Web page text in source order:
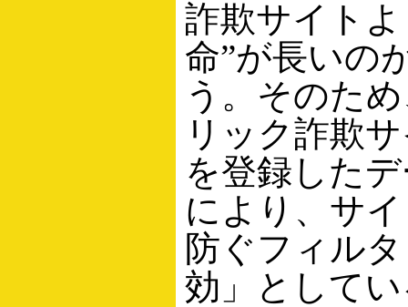
詐欺サイト
命”が長いの
う。そのた
リック詐欺
を登録した
により、サ
防ぐフィル
効」として